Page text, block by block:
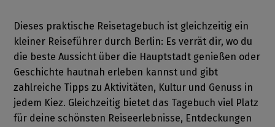
Dieses praktische Reisetagebuch ist gleichzeitig ein
kleiner Reiseführer durch Berlin: Es verrät dir, wo du
die beste Aussicht über die Hauptstadt genießen oder
Geschichte hautnah erleben kannst und gibt
zahlreiche Tipps zu Aktivitäten, Kultur und Genuss in
jedem Kiez. Gleichzeitig bietet das Tagebuch viel Platz
für deine schönsten Reiseerlebnisse, Entdeckungen